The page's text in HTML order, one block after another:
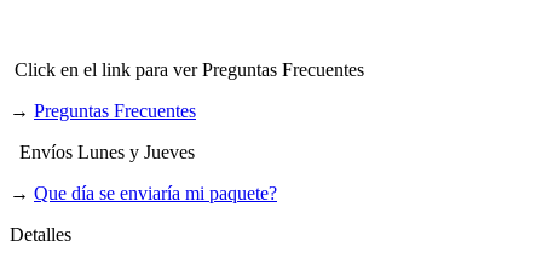
Click en el link para ver Preguntas Frecuentes
→ Preguntas Frecuentes
Envíos Lunes y Jueves
→ Que día se enviaría mi paquete?
Detalles